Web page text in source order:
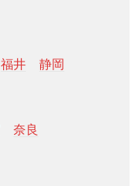
福井 静岡
奈良